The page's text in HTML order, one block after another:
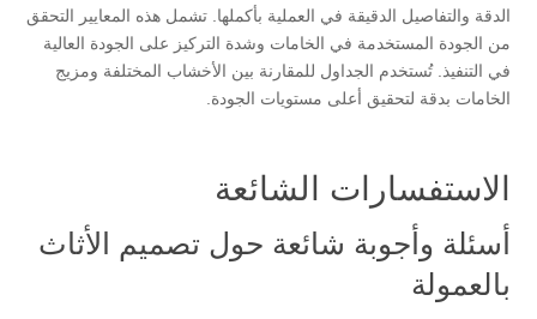
الدقة والتفاصيل الدقيقة في العملية بأكملها. تشمل هذه المعايير التحقق
من الجودة المستخدمة في الخامات وشدة التركيز على الجودة العالية
في التنفيذ. تُستخدم الجداول للمقارنة بين الأخشاب المختلفة ومزيج
الخامات بدقة لتحقيق أعلى مستويات الجودة.
الاستفسارات الشائعة
أسئلة وأجوبة شائعة حول تصميم الأثاث
بالعمولة